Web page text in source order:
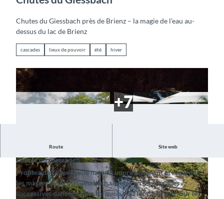
Chutes du Giessbach près de Brienz – la magie de l’eau au-
dessus du lac de Brienz
cascades lieux de pouvoir été hiver
© Interlaken Tourismus, Grandhotel Giessbach
|CC-BY-SA
© Interlaken Tourismus, Grandhotel Giessbach
|CC-BY-SA
Route Site web
Rafraîchissez-vous au contact de l’écume tourbillonnante des
Chutes du Giessbach
Profitez de ce spectacle naturel impressionnant et regardez
les masses d’eau du Giessbach se jeter en 14 cascades
successives dans les eaux turquoise du lac de Brienz. Sur le